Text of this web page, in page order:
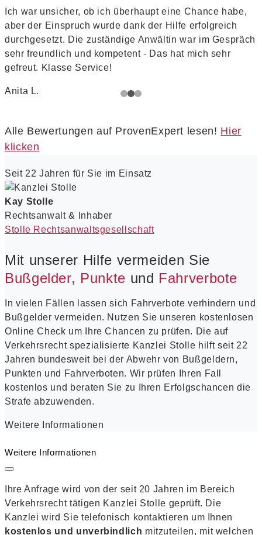
Ich war unsicher, ob ich überhaupt eine Chance habe,
aber der Einspruch wurde dank der Hilfe erfolgreich
durchgesetzt. Die zuständige Anwältin war im Gespräch
sehr freundlich und kompetent - Das hat mich sehr
gefreut. Klasse Service!
Anita L.
Alle Bewertungen auf ProvenExpert lesen! Hier
klicken
Seit 22 Jahren für Sie im Einsatz
Kay Stolle
Rechtsanwalt & Inhaber
Stolle Rechtsanwaltsgesellschaft
Mit unserer Hilfe vermeiden Sie
Bußgelder, Punkte und Fahrverbote
In vielen Fällen lassen sich Fahrverbote verhindern und
Bußgelder vermeiden. Nutzen Sie unseren kostenlosen
Online Check um Ihre Chancen zu prüfen. Die auf
Verkehrsrecht spezialisierte Kanzlei Stolle hilft seit 22
Jahren bundesweit bei der Abwehr von Bußgeldern,
Punkten und Fahrverboten. Wir prüfen Ihren Fall
kostenlos und beraten Sie zu Ihren Erfolgschancen die
Strafe abzuwenden.
Weitere Informationen
Weitere Informationen
Ihre Anfrage wird von der seit 20 Jahren im Bereich
Verkehrsrecht tätigen Kanzlei Stolle geprüft. Die
Kanzlei wird Sie telefonisch kontaktieren um Ihnen
kostenlos und unverbindlich mitzuteilen, mit welchen